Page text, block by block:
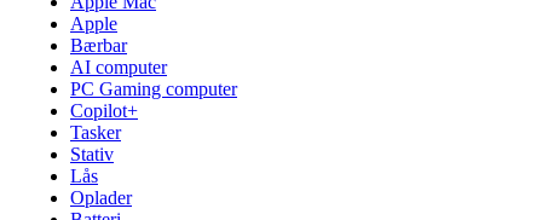
Apple
Bærbar
AI computer
PC Gaming computer
Copilot+
Tasker
Stativ
Lås
Oplader